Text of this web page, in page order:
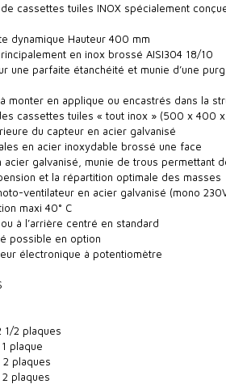
cassettes tuiles INOX spécialement
dynamique Hauteur 400 mm
en inox brossé AISI304 18/10
une parfaite étanchéité et munie d’une
monter en applique ou encastrés dans la
cassettes tuiles « tout inox » (500 x 400
du capteur en acier galvanisé
en acier inoxydable brossé une face
acier galvanisé, munie de trous
et la répartition optimale des masses
ventilateur en acier galvanisé (mono
maxi 40° C
à l’arrière centré en standard
possible en option
électronique à potentiomètre
1/2 plaques
plaque
plaques
plaques